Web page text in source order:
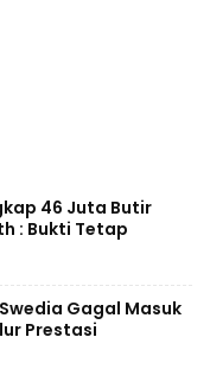
46 Juta Butir
: Bukti Tetap
Gagal Masuk
Prestasi